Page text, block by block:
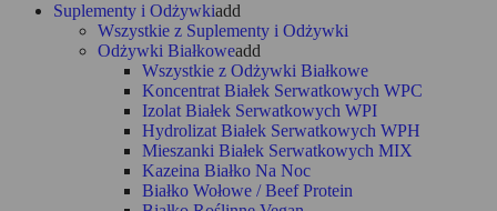
Suplementy i Odżywkiadd
Wszystkie z Suplementy i Odżywki
Odżywki Białkoweadd
Wszystkie z Odżywki Białkowe
Koncentrat Białek Serwatkowych WPC
Izolat Białek Serwatkowych WPI
Hydrolizat Białek Serwatkowych WPH
Mieszanki Białek Serwatkowych MIX
Kazeina Białko Na Noc
Białko Wołowe / Beef Protein